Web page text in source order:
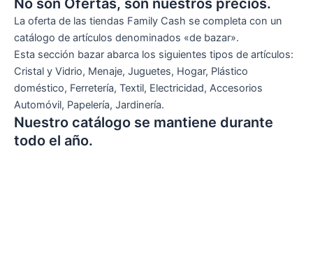
No son Ofertas, son nuestros precios.
La oferta de las tiendas Family Cash se completa con un
catálogo de artículos denominados «de bazar».
Esta sección bazar abarca los siguientes tipos de artículos:
Cristal y Vidrio, Menaje, Juguetes, Hogar, Plástico
doméstico, Ferretería, Textil, Electricidad, Accesorios
Automóvil, Papelería, Jardinería.
Nuestro catálogo se mantiene durante
todo el año.